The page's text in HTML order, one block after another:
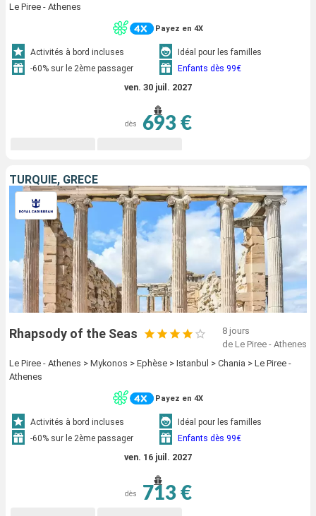
Le Piree - Athenes
Payez en 4X
Activités à bord incluses
Idéal pour les familles
-60% sur le 2ème passager
Enfants dès 99€
ven. 30 juil. 2027
dès 693 €
TURQUIE, GRÈCE
Rhapsody of the Seas
8 jours
de Le Piree - Athenes
Le Piree - Athenes > Mykonos > Ephèse > Istanbul > Chania > Le Piree -
Athenes
Payez en 4X
Activités à bord incluses
Idéal pour les familles
-60% sur le 2ème passager
Enfants dès 99€
ven. 16 juil. 2027
dès 713 €